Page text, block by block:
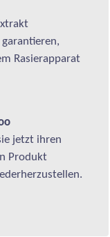
Rasierapparat
jetzt ihren
Produkt